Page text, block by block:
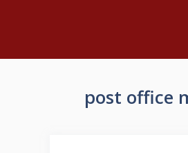
post office